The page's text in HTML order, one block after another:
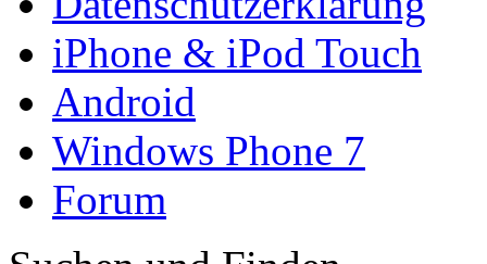
iPhone & iPod Touch
Android
Windows Phone 7
Forum